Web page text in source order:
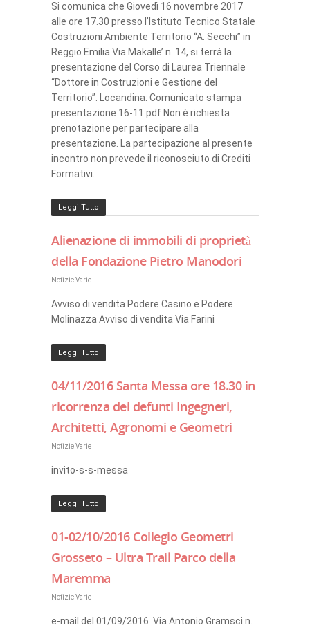
Si comunica che Giovedì 16 novembre 2017
alle ore 17.30 presso l’Istituto Tecnico Statale
Costruzioni Ambiente Territorio “A. Secchi” in
Reggio Emilia Via Makalle’ n. 14, si terrà la
presentazione del Corso di Laurea Triennale
“Dottore in Costruzioni e Gestione del
Territorio”. Locandina: Comunicato stampa
presentazione 16-11.pdf Non è richiesta
prenotazione per partecipare alla
presentazione. La partecipazione al presente
incontro non prevede il riconosciuto di Crediti
Formativi.
Leggi Tutto
Alienazione di immobili di proprietà
della Fondazione Pietro Manodori
Notizie Varie
Avviso di vendita Podere Casino e Podere
Molinazza Avviso di vendita Via Farini
Leggi Tutto
04/11/2016 Santa Messa ore 18.30 in
ricorrenza dei defunti Ingegneri,
Architetti, Agronomi e Geometri
Notizie Varie
invito-s-s-messa
Leggi Tutto
01-02/10/2016 Collegio Geometri
Grosseto – Ultra Trail Parco della
Maremma
Notizie Varie
e-mail del 01/09/2016 Via Antonio Gramsci n.